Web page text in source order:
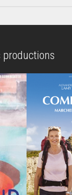
productions